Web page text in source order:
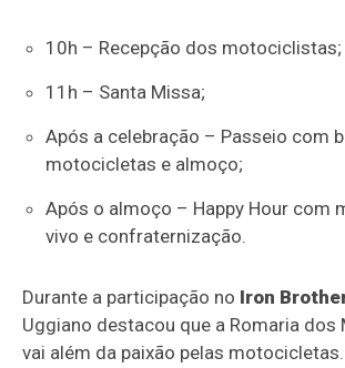
10h – Recepção dos motociclistas;
11h – Santa Missa;
Após a celebração – Passeio com
motocicletas e almoço;
Após o almoço – Happy Hour com
vivo e confraternização.
Durante a participação no Iron
Uggiano destacou que a Romaria
vai além da paixão pelas